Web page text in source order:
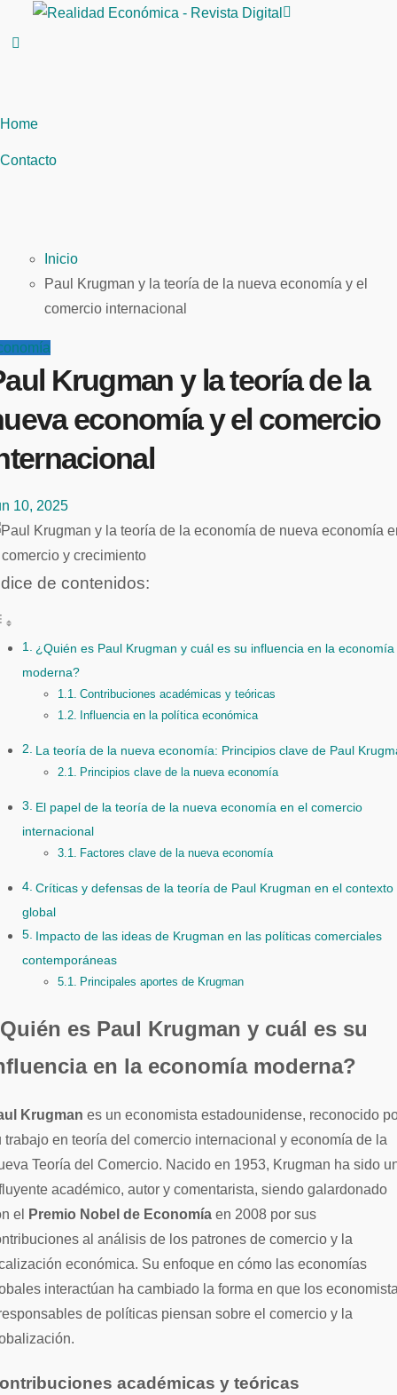
Saltar
Home
Contacto
Inicio
Paul Krugman y la teoría de la nueva economía y el
comercio internacional
Krugman y la teoría de la
economía y el comercio
10, 2025
de contenidos:
¿Quién es Paul Krugman y cuál es su influencia en la economía
moderna?
Contribuciones académicas y teóricas
Influencia en la política económica
La teoría de la nueva economía: Principios clave de Paul
Principios clave de la nueva economía
El papel de la teoría de la nueva economía en el comercio
internacional
Factores clave de la nueva economía
Críticas y defensas de la teoría de Paul Krugman en el contexto
global
Impacto de las ideas de Krugman en las políticas comerciales
contemporáneas
Principales aportes de Krugman
es Paul Krugman y cuál es su
en la economía moderna?
Krugman es un economista estadounidense, reconocido
trabajo en teoría del comercio internacional y economía de la
Teoría del Comercio. Nacido en 1953, Krugman ha sido
académico, autor y comentarista, siendo galardonado
el
Premio Nobel de Economía en 2008 por sus
al análisis de los patrones de comercio y la
económica. Su enfoque en cómo las economías
interactúan ha cambiado la forma en que los
de políticas piensan sobre el comercio y la
académicas y teóricas